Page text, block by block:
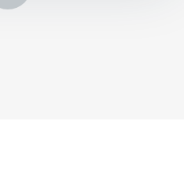
更多